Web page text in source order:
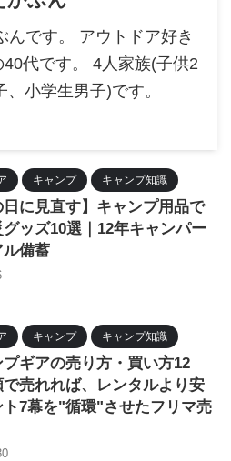
んです。 アウトドア好き
40代です。 4人家族(子供2
小学生男子)です。
キャンプ キャンプ知識
日に見直す】キャンプ用品で
ッズ10選｜12年キャンパー
備蓄
キャンプ キャンプ知識
プギアの売り方・買い方12
売れれば、レンタルより安
ト7幕を"循環"させたフリマ売